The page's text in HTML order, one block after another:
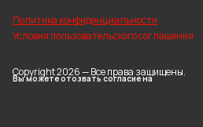
Политика конфиденциальности
Условия пользовательского соглашения
Copyright 2026 — Все права защищены.
Вы можете отозвать согласие на